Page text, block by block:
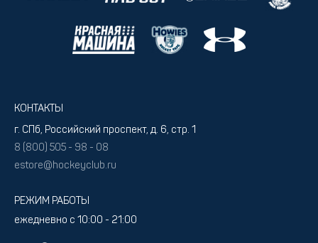
КОНТАКТЫ
г. СПб, Российский проспект, д. 6, стр. 1
8 (800) 505 - 98 - 08
estore@hockeyclub.ru
РЕЖИМ РАБОТЫ
ежедневно с 10:00 - 21:00